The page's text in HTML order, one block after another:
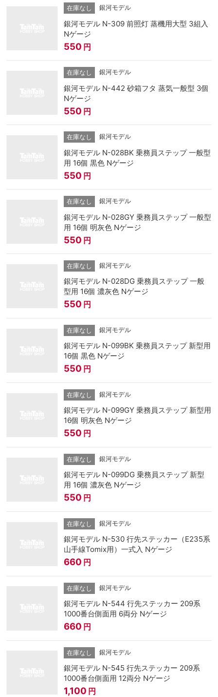
在庫なし 銀河モデル
銀河モデル N-309 前照灯 蒸機用大型 3組入
Nゲージ
550 円
在庫なし 銀河モデル
銀河モデル N-442 砂箱フタ 蒸気一般型 3個
Nゲージ
550 円
在庫なし 銀河モデル
銀河モデル N-028BK 乗務員ステップ 一般型
用 16個 黒色 Nゲージ
550 円
在庫なし 銀河モデル
銀河モデル N-028GY 乗務員ステップ 一般型
用 16個 明灰色 Nゲージ
550 円
在庫なし 銀河モデル
銀河モデル N-028DG 乗務員ステップ 一般
型用 16個 濃灰色 Nゲージ
550 円
在庫なし 銀河モデル
銀河モデル N-099BK 乗務員ステップ 新型用
16個 黒色 Nゲージ
550 円
在庫なし 銀河モデル
銀河モデル N-099GY 乗務員ステップ 新型用
16個 明灰色 Nゲージ
550 円
在庫なし 銀河モデル
銀河モデル N-099DG 乗務員ステップ 新型
用 16個 濃灰色 Nゲージ
550 円
在庫なし 銀河モデル
銀河モデル N-530 行先ステッカー（E235系
山手線Tomix用）一式入 Nゲージ
660 円
在庫なし 銀河モデル
銀河モデル N-544 行先ステッカー 209系
1000番台側面用 6両分 Nゲージ
660 円
在庫なし 銀河モデル
銀河モデル N-545 行先ステッカー 209系
1000番台側面用 12両分 Nゲージ
1,100 円